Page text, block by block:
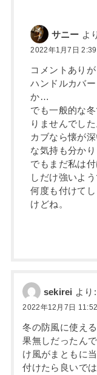
サニー よ
2022年1月7日 2:39
コメントありが
ハンドルカバ
か…
でも一般的な
りませんでした
カブなら懐が
な気持も分かり
でもまだ私は
しだけ強いよう
何度も付けて
けどね。
sekirei より:
2022年12月7日
冬の防風に使え
果無しだったん
け風がまともに
付けたら良いで